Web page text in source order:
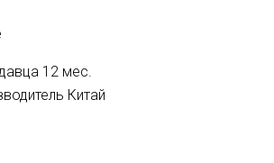
12 мес.
Китай